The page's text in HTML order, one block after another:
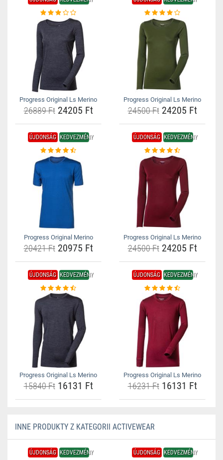
Progress Original Ls Merino
26889 Ft24205 Ft
Progress Original Ls Merino
24500 Ft24205 Ft
ÚJDONSÁG KEDVEZMÉNY
Progress Original Merino
20421 Ft20975 Ft
ÚJDONSÁG KEDVEZMÉNY
Progress Original Ls Merino
24500 Ft24205 Ft
ÚJDONSÁG KEDVEZMÉNY
Progress Original Ls Merino
15840 Ft16131 Ft
ÚJDONSÁG KEDVEZMÉNY
Progress Original Ls Merino
16231 Ft16131 Ft
INNE PRODUKTY Z KATEGORII ACTIVEWEAR
ÚJDONSÁG KEDVEZMÉNY ÚJDONSÁG KEDVEZMÉNY